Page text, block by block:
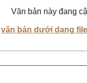
Văn bản này đang
văn bản dưới dạng